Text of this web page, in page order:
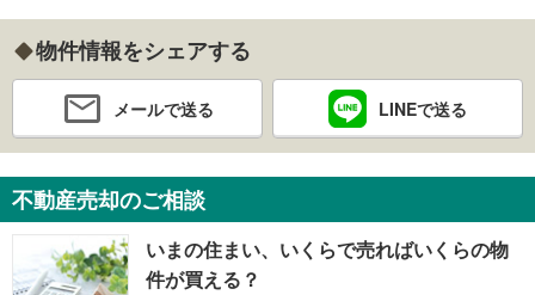
物件情報をシェアする
メールで送る LINEで送る
不動産売却のご相談
いまの住まい、いくらで売ればいくらの物
件が買える？